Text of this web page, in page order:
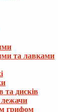
та лавками
та дисків
грифом